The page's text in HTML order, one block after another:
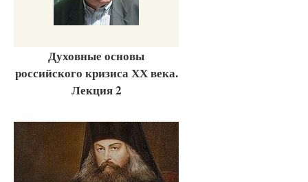
Духовные основы
российского кризиса ХХ века.
Лекция 2